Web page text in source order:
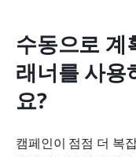
수동으로 계
래너를 사용
요?
캠페인이 점점 더 복